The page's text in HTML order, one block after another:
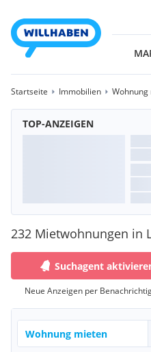
Startseite Immobilien
TOP-ANZEIGEN
232 Mietwohnungen in
Suchagent
Neue Anzeigen per